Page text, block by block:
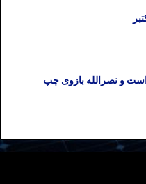
و نصرالله بازوی چپ